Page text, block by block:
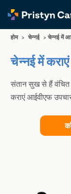
होम > चेन्नई > चेन्नई में
चेन्नई में
संतान सुख से हैं
कराएं आईवीएफ